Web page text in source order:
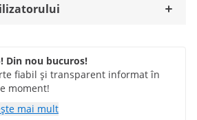
Din nou bucuros!
fiabil și transparent informat în
moment!
mai mult